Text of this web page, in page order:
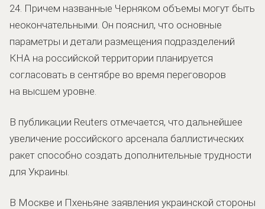
24. Причем названные Черняком объемы могут быть
неокончательными. Он пояснил, что основные
параметры и детали размещения подразделений
КНА на российской территории планируется
согласовать в сентябре во время переговоров
на высшем уровне.
В публикации Reuters отмечается, что дальнейшее
увеличение российского арсенала баллистических
ракет способно создать дополнительные трудности
для Украины.
В Москве и Пхеньяне заявления украинской стороны